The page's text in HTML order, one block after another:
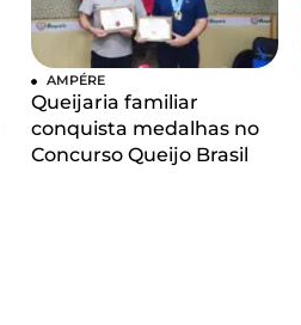
AMPÉRE
Queijaria familiar
conquista medalhas no
Concurso Queijo Brasil